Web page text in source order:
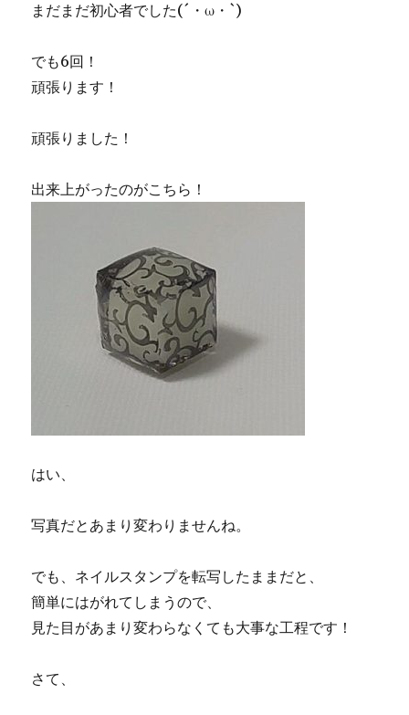
まだまだ初心者でした(´・ω・`)
でも6回！
頑張ります！
頑張りました！
出来上がったのがこちら！
はい、
写真だとあまり変わりませんね。
でも、ネイルスタンプを転写したままだと、
簡単にはがれてしまうので、
見た目があまり変わらなくても大事な工程です！
さて、